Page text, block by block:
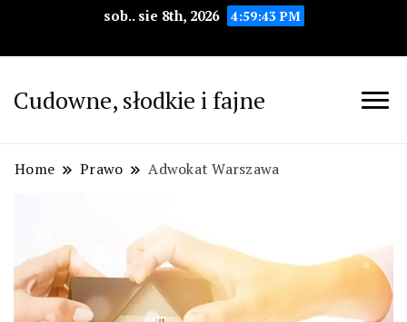
sob.. sie 8th, 2026 4:59:44 PM
Cudowne, słodkie i fajne
Home Prawo Adwokat Warszawa